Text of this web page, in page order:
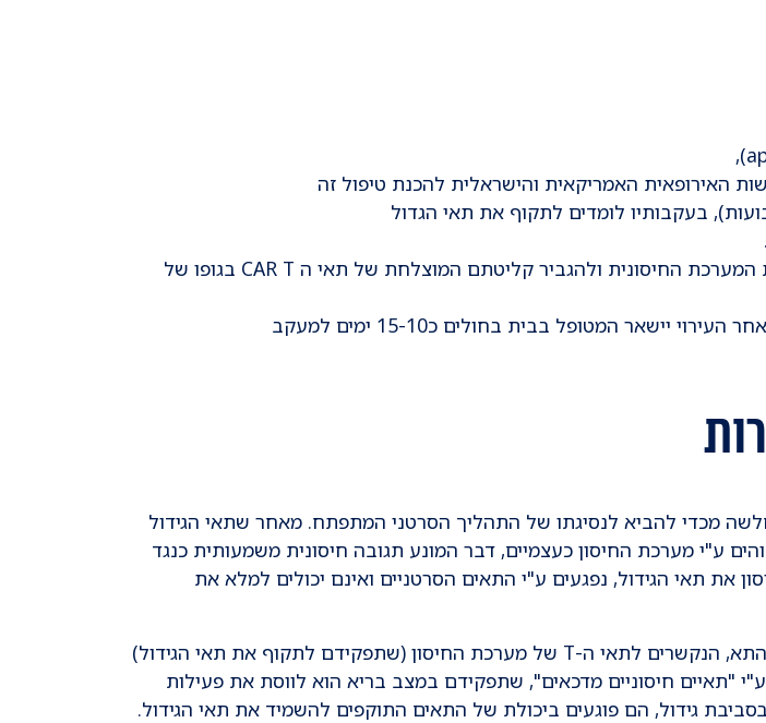
האירופאית האמריקאית והישראלית להכנת טיפול זה
בעקבותיו לומדים לתקוף את תאי הגדול
טרם העירוי, יקבל המטופל טיפול כימותרפי קצר, במטרה להחליש את המערכת החיסונית ולהגביר קליטתם המוצלחת של תאי ה CAR T בגופו של
מכדי להביא לנסיגתו של התהליך הסרטני המתפתח. מאחר שתאי הגידול
ע"י מערכת החיסון כעצמיים, דבר המונע תגובה חיסונית משמעותית כנגד
תאי הגידול, נפגעים ע"י התאים הסרטניים ואינם יכולים למלא את
בנוסף למנגנונים אלו, תאי הגידול מבטאים חלקיקים נוספים על פני שטח התא, הנקשרים לתאי ה-T של מערכת החיסון (שתפקידם לתקוף את תאי הגידול)
"תאיים חיסוניים מדכאים", שתפקידם במצב בריא הוא לווסת את פעילות
גידול, הם פוגעים ביכולת של התאים התוקפים להשמיד את תאי הגידול.